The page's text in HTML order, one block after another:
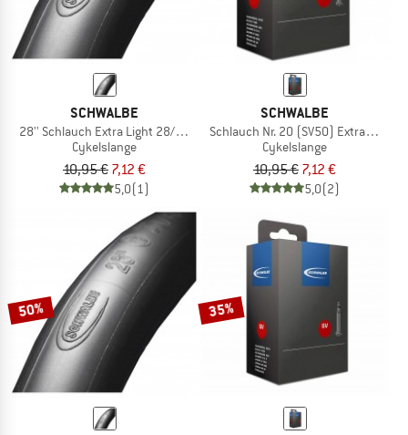
SCHWALBE
28'' Schlauch Extra Light 28/44-622 SV 18
Cykelslange
10,95 € 7,12 €
5,0(1)
SCHWALBE
Schlauch Nr. 20 (SV50) Extra Light
Cykelslange
10,95 € 7,12 €
5,0(2)
50% 35%